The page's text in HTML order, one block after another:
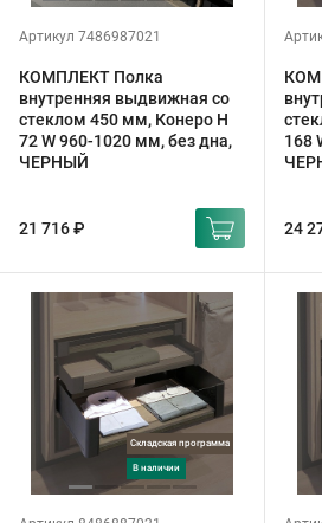
Артикул 7486987021
КОМПЛЕКТ Полка
внутренняя выдвижная со
стеклом 450 мм, Конеро H
72 W 960-1020 мм, без дна,
ЧЕРНЫЙ
21 716 ₽
168
24
Складская программа
в наличии